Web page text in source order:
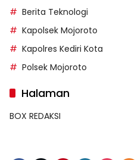
Berita Teknologi
Kapolsek Mojoroto
Kapolres Kediri Kota
Polsek Mojoroto
Halaman
BOX REDAKSI